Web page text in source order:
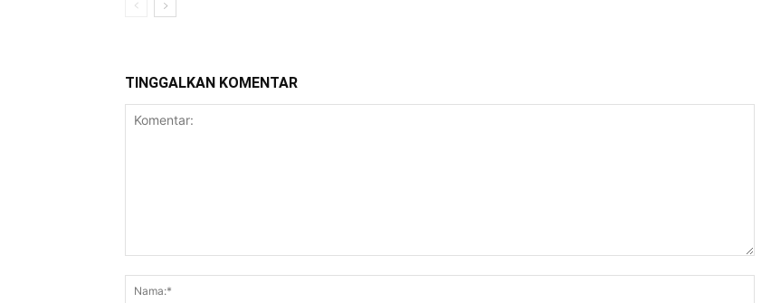
TINGGALKAN KOMENTAR